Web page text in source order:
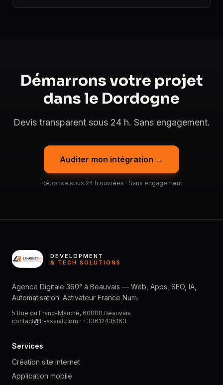
Démarrons votre projet
dans le Dordogne
Devis transparent sous 24 h. Sans engagement.
Auditer mon intégration →
Réponse sous 24 h ouvrées · Sans engagement
DEVELOPMENT
& TECH SOLUTIONS
Agence Digitale 360° à Beauvais — Web, Apps, SEO, IA,
Automatisation. Activateur France Num.
5 Rue du Franc-Marché, 60000 Beauvais
contact@lr-assist.com · +33612435163
Services
Création site internet
Application mobile